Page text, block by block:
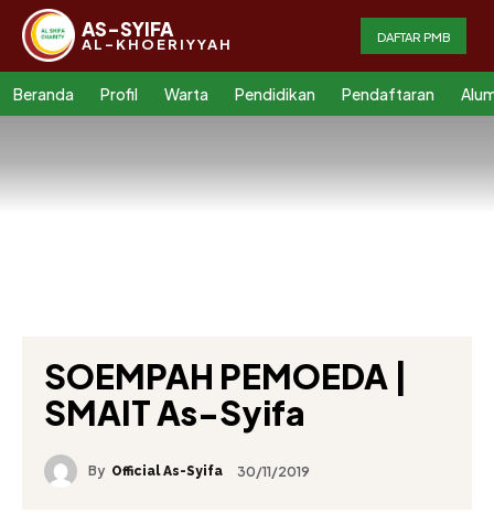
AS-SYIFA
AL-KHOERIYYAH DAFTAR PMB
Beranda Profil Warta Pendidikan Pendaftaran
SOEMPAH PEMOEDA |
SMAIT As-Syifa
By Official As-Syifa 30/11/2019